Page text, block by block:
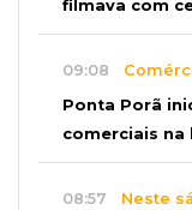
filmava com
09:08
Ponta Porã
comerciais na
08:57 Neste